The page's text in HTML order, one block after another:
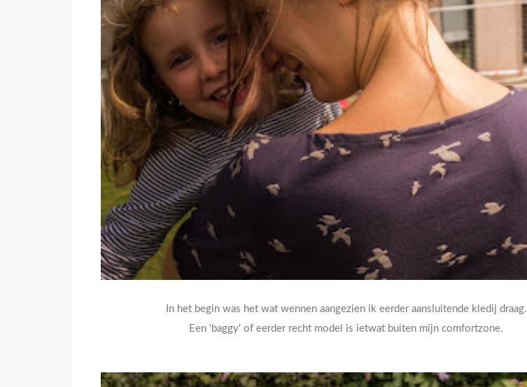
In het begin was het wat wennen aangezien ik eerder aansluitende kledij draag.
Een 'baggy' of eerder recht model is ietwat buiten mijn comfortzone.